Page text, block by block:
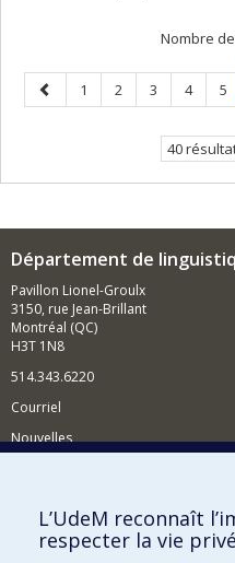
Nombre
Page
précédente
Page
1 Page
2 Page
3 Page
4 5
40
Département de
Pavillon Lionel-Groulx
3150, rue Jean-Brillant
Montréal (QC)
H3T 1N8
514.343.6220
Courriel
Nouvelles
Comment soutenir le
BESOIN D'AIDE?
L’UdeM reconnaît
respecter la vie